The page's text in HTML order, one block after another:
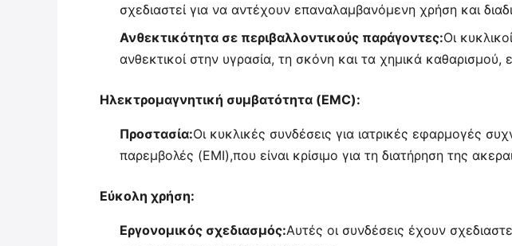
σχεδιαστεί για να αντέχουν επαναλαμβανόμενη χρήση και
Ανθεκτικότητα σε περιβαλλοντικούς παράγοντες:Οι
ανθεκτικοί στην υγρασία, τη σκόνη και τα χημικά
Ηλεκτρομαγνητική συμβατότητα (EMC):
Προστασία:Οι κυκλικές συνδέσεις για ιατρικές εφαρμογές
παρεμβολές (EMI),που είναι κρίσιμο για τη διατήρηση της
Εύκολη χρήση:
Εργονομικός σχεδιασμός:Αυτές οι συνδέσεις έχουν